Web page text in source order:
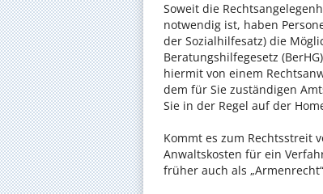
Soweit die
notwendig ist, haben
der Sozialhilfesatz) die
Beratungshilfegesetz
hiermit von einem
dem für Sie zuständigen
Sie in der Regel auf der
Kommt es zum Rechtsstreit
Anwaltskosten für ein
früher auch als